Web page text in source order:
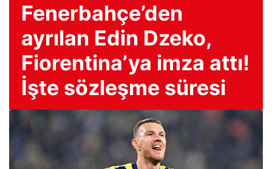
Fenerbahçe’den
ayrılan Edin Dzeko,
Fiorentina’ya imza attı!
İşte sözleşme süresi